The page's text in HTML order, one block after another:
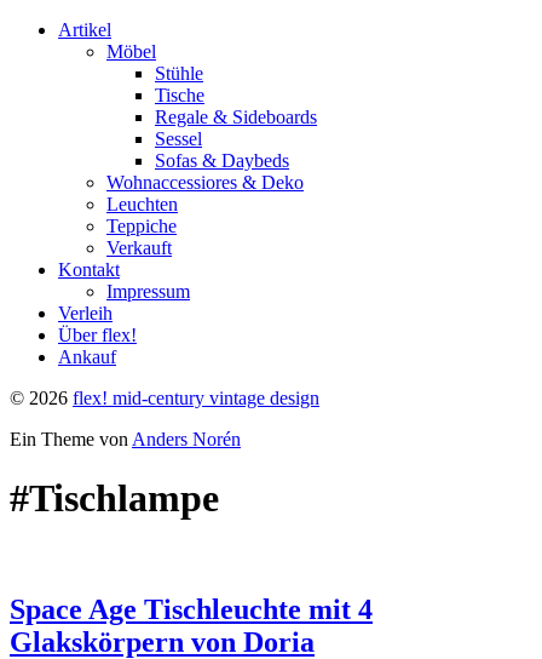
Artikel
Möbel
Stühle
Tische
Regale & Sideboards
Sessel
Sofas & Daybeds
Wohnaccessiores & Deko
Leuchten
Teppiche
Verkauft
Kontakt
Impressum
Verleih
Über flex!
Ankauf
© 2026 flex! mid-century vintage design
Ein Theme von Anders Norén
#Tischlampe
Space Age Tischleuchte mit 4
Glakskörpern von Doria